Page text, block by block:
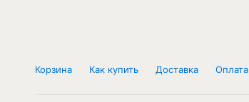
Корзина Как купить Доставка Оплата